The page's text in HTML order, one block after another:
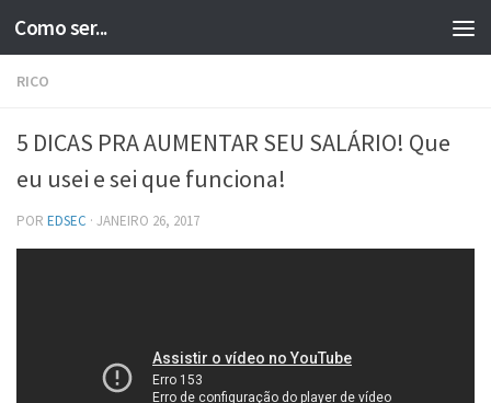
Skip to content
Como ser...
RICO
5 DICAS PRA AUMENTAR SEU SALÁRIO! Que
eu usei e sei que funciona!
POR EDSEC · JANEIRO 26, 2017